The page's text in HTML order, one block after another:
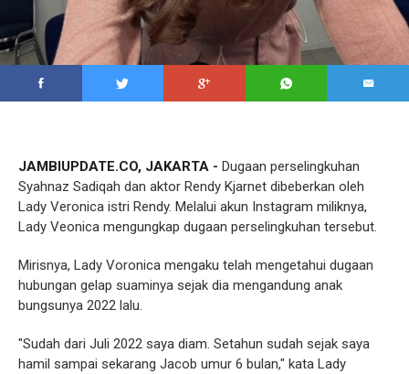
JAMBIUPDATE.CO, JAKARTA - Dugaan perselingkuhan
Syahnaz Sadiqah dan aktor Rendy Kjarnet dibeberkan oleh
Lady Veronica istri Rendy. Melalui akun Instagram miliknya,
Lady Veonica mengungkap dugaan perselingkuhan tersebut.
Mirisnya, Lady Voronica mengaku telah mengetahui dugaan
hubungan gelap suaminya sejak dia mengandung anak
bungsunya 2022 lalu.
"Sudah dari Juli 2022 saya diam. Setahun sudah sejak saya
hamil sampai sekarang Jacob umur 6 bulan," kata Lady